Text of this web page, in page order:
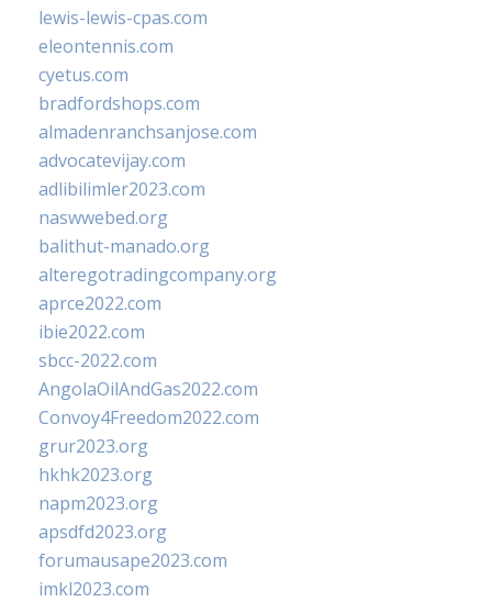
lewis-lewis-cpas.com
eleontennis.com
cyetus.com
bradfordshops.com
almadenranchsanjose.com
advocatevijay.com
adlibilimler2023.com
naswwebed.org
balithut-manado.org
alteregotradingcompany.org
aprce2022.com
ibie2022.com
sbcc-2022.com
AngolaOilAndGas2022.com
Convoy4Freedom2022.com
grur2023.org
hkhk2023.org
napm2023.org
apsdfd2023.org
forumausape2023.com
imkl2023.com